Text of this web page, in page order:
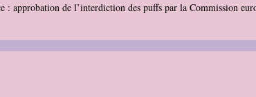
: approbation de l’interdiction des puffs par la Commission